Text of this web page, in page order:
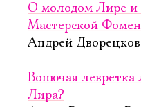
О молодом Лире и
Мастерской
Андрей
Вонючая левретка
Лира?